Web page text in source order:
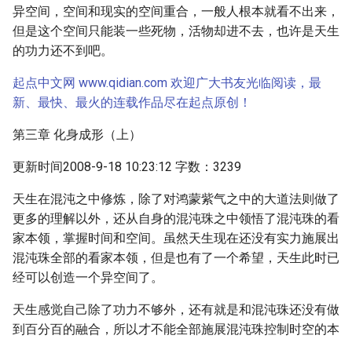
异空间，空间和现实的空间重合，一般人根本就看不出来，
但是这个空间只能装一些死物，活物却进不去，也许是天生
的功力还不到吧。
起点中文网 www.qidian.com 欢迎广大书友光临阅读，最
新、最快、最火的连载作品尽在起点原创！
第三章 化身成形（上）
更新时间2008-9-18 10:23:12 字数：3239
天生在混沌之中修炼，除了对鸿蒙紫气之中的大道法则做了
更多的理解以外，还从自身的混沌珠之中领悟了混沌珠的看
家本领，掌握时间和空间。虽然天生现在还没有实力施展出
混沌珠全部的看家本领，但是也有了一个希望，天生此时已
经可以创造一个异空间了。
天生感觉自己除了功力不够外，还有就是和混沌珠还没有做
到百分百的融合，所以才不能全部施展混沌珠控制时空的本